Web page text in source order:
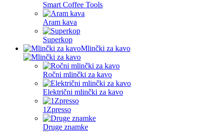
Smart Coffee Tools
Aram kava
Superkop
Mlinčki za kavo
Ročni mlinčki za kavo
Električni mlinčki za kavo
1Zpresso
Druge znamke